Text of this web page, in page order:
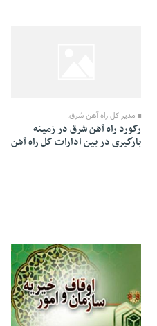
مدیر کل راه آهن شرق:
رکورد راه آهن شرق در زمینه
بارگیری در بین ادارات کل راه آهن